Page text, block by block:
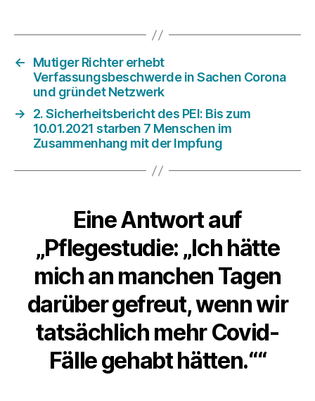
←
Mutiger Richter erhebt
Verfassungsbeschwerde in Sachen Corona
und gründet Netzwerk
→
2. Sicherheitsbericht des PEI: Bis zum
10.01.2021 starben 7 Menschen im
Zusammenhang mit der Impfung
Eine Antwort auf
„Pflegestudie: „Ich hätte
mich an manchen Tagen
darüber gefreut, wenn wir
tat­sächlich mehr Covid-
Fälle gehabt hätten.““